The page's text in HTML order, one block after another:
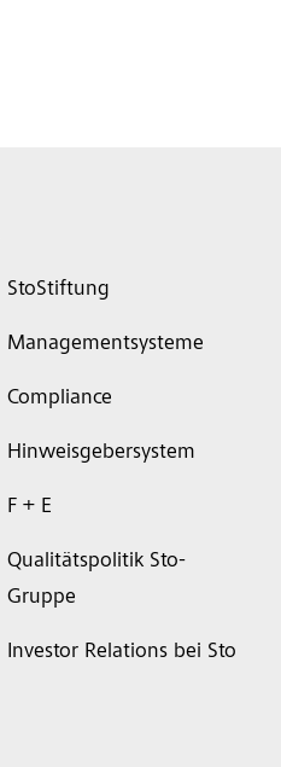
StoStiftung
Managementsysteme
Compliance
Hinweisgebersystem
F + E
Qualitätspolitik Sto-
Gruppe
Investor Relations bei Sto